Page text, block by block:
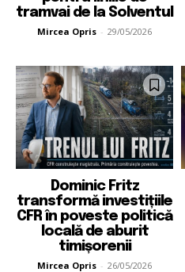
tramvai de la Solventul
Mircea Opris - 29/05/2026
Dominic Fritz
transformă investițiile
CFR în poveste politică
locală de aburit
timișorenii
Mircea Opris - 26/05/2026